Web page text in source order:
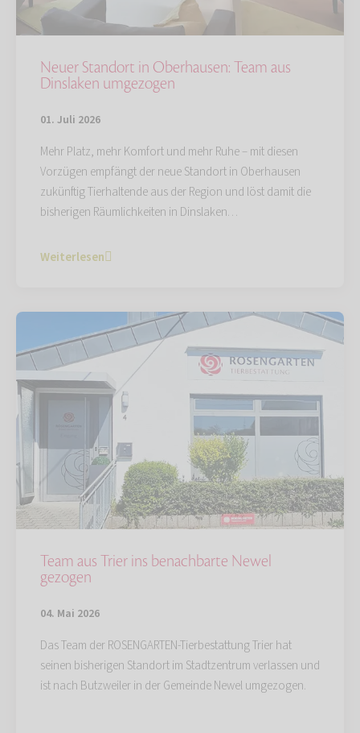
Neuer Standort in Oberhausen: Team aus
Dinslaken umgezogen
01. Juli 2026
Mehr Platz, mehr Komfort und mehr Ruhe – mit diesen
Vorzügen empfängt der neue Standort in Oberhausen
zukünftig Tierhaltende aus der Region und löst damit die
bisherigen Räumlichkeiten in Dinslaken…
Weiterlesen
Team aus Trier ins benachbarte Newel
gezogen
04. Mai 2026
Das Team der ROSENGARTEN-Tierbestattung Trier hat
seinen bisherigen Standort im Stadtzentrum verlassen und
ist nach Butzweiler in der Gemeinde Newel umgezogen.